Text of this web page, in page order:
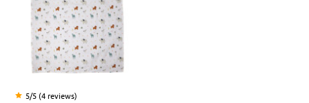
5/5 (4 reviews)